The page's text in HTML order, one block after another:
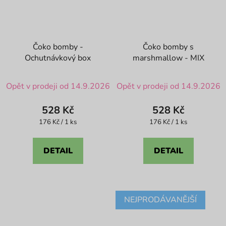
Čoko bomby -
Ochutnávkový box
hodnocení
produktu
je
z
Opět v prodeji od 14.9.2026
528 Kč
Měrná
176 Kč / 1 ks
DETAIL
Čoko bomby s
marshmallow - MIX
hodnocení
produktu
je
z
Opět v prodeji od 14.9.2026
528 Kč
Měrná
176 Kč / 1 ks
DETAIL
NEJPRODÁVANĚJŠÍ